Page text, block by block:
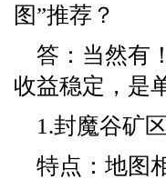
图”推荐？
答：当然有
收益稳定，是
1.封魔谷矿
特点：地图